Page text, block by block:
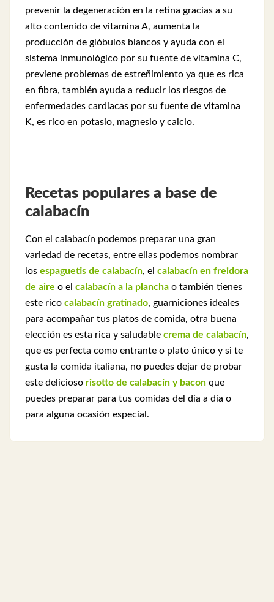
prevenir la degeneración en la retina gracias a su
alto contenido de vitamina A, aumenta la
producción de glóbulos blancos y ayuda con el
sistema inmunológico por su fuente de vitamina C,
previene problemas de estreñimiento ya que es rica
en fibra, también ayuda a reducir los riesgos de
enfermedades cardiacas por su fuente de vitamina
K, es rico en potasio, magnesio y calcio.
Recetas populares a base de
calabacín
Con el calabacín podemos preparar una gran
variedad de recetas, entre ellas podemos nombrar
los espaguetis de calabacín, el calabacín en freidora
de aire o el calabacín a la plancha o también tienes
este rico calabacín gratinado, guarniciones ideales
para acompañar tus platos de comida, otra buena
elección es esta rica y saludable crema de calabacín,
que es perfecta como entrante o plato único y si te
gusta la comida italiana, no puedes dejar de probar
este delicioso risotto de calabacín y bacon que
puedes preparar para tus comidas del día a día o
para alguna ocasión especial.